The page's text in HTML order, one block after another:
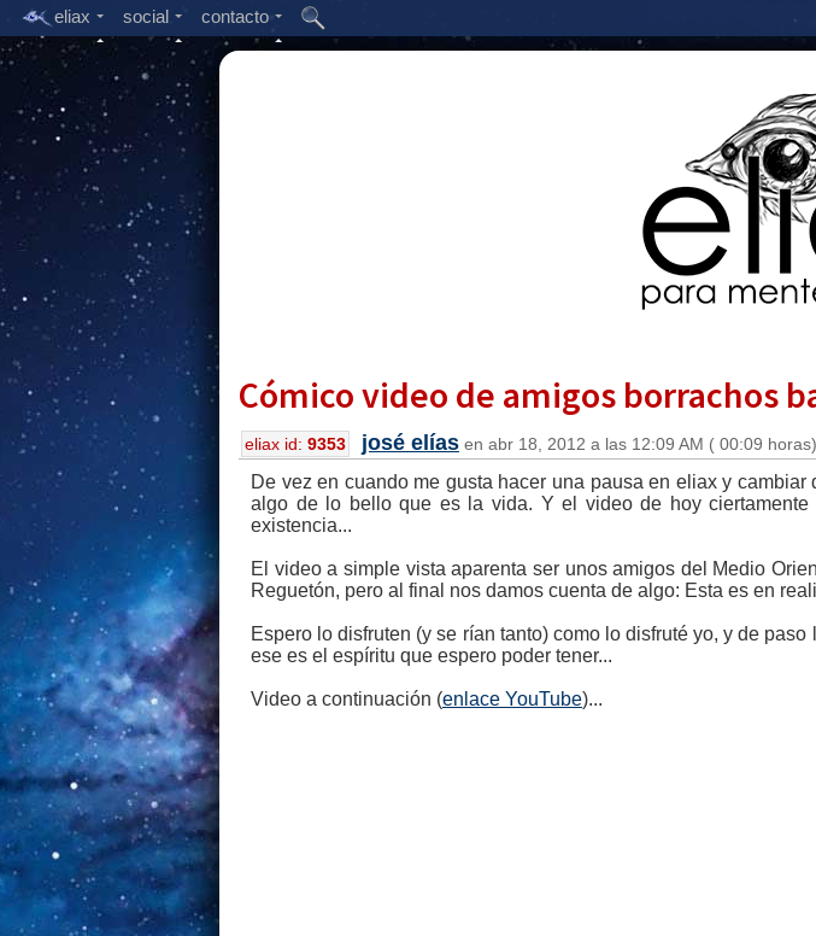
eliax social contacto
Cómico video de amigos borrachos
eliax id: 9353 josé elías en abr 18, 2012 a las 12:09 AM ( 00:09 horas)
De vez en cuando me gusta hacer una pausa en eliax y
algo de lo bello que es la vida. Y el video de hoy
existencia...
El video a simple vista aparenta ser unos amigos del Medio
Reguetón, pero al final nos damos cuenta de algo: Esta es en
Espero lo disfruten (y se rían tanto) como lo disfruté yo, y de
ese es el espíritu que espero poder tener...
Video a continuación (enlace YouTube)...